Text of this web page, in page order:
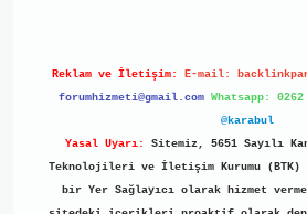
Reklam ve İletişim: E-mail:
forumhizmeti@gmail.com Whatsapp:
@karabul
Yasal Uyarı:
Sitemiz, 5651 Sayılı
Teknolojileri ve İletişim Kurumu (BTK)
bir Yer Sağlayıcı olarak hizmet